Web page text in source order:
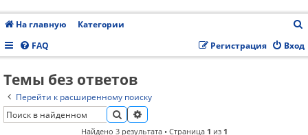
На главную Категории
FAQ Вход
Регистрация
Темы без ответов
Перейти к расширенному поиску
ПОИСК
Найдено 3 результата • Страница 1 из 1